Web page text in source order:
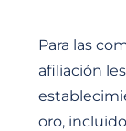
Para las
afiliación
oro,